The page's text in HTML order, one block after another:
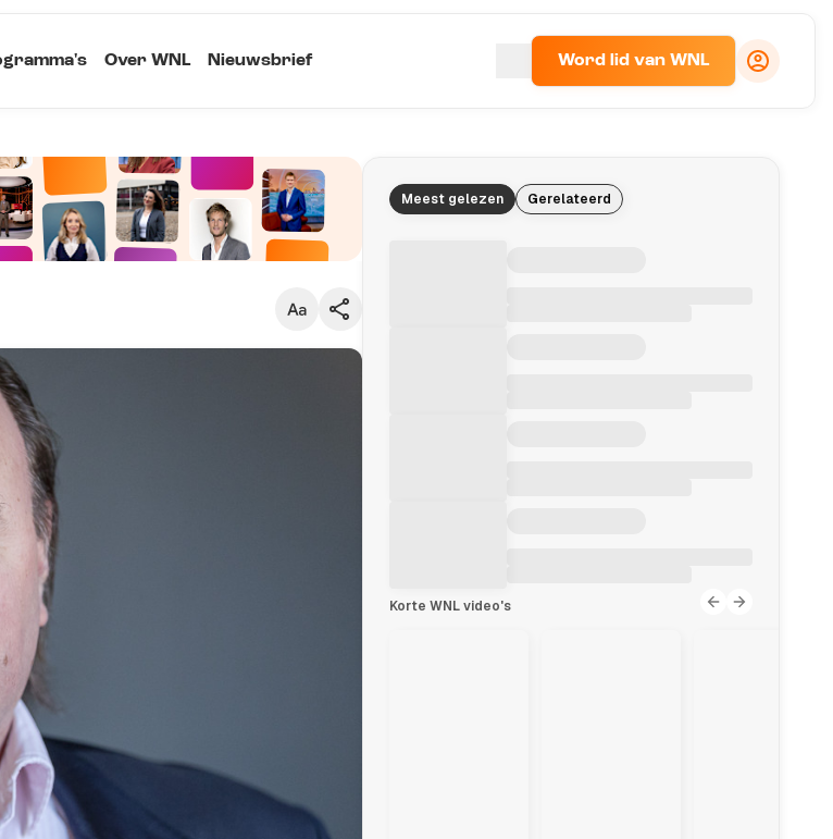
Over WNL Nieuwsbrief Word lid van WNL
Meest gelezen Gerelateerd
Korte WNL video's